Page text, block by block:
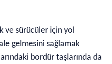
ve sürücüler için yol
gelmesini sağlamak
bordür taşlarında da